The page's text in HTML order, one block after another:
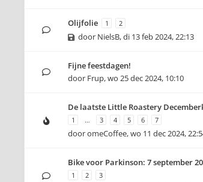
Olijfolie 1 2
door NielsB,di 13 feb 2024, 22:13
Fijne feestdagen!
door Frup,wo 25 dec 2024, 10:10
De laatste Little Roastery
1 … 3 4 5 6 7
dooromeCoffee,wo 11 dec 2024,
Bike voor Parkinson: 7 september
1 2 3